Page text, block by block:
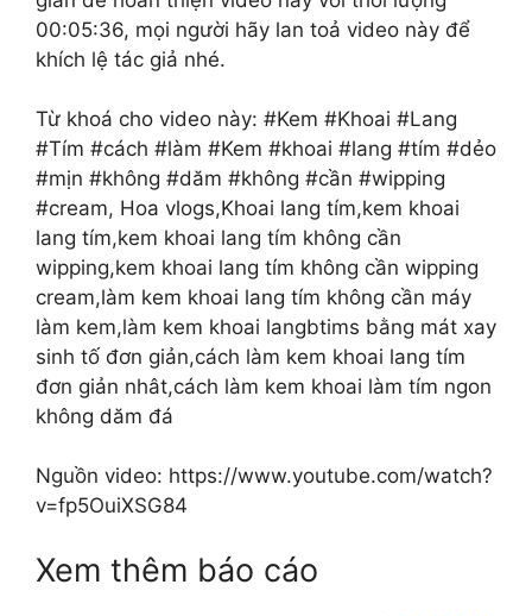
00:05:36, mọi người hãy lan toả video này để
khích lệ tác giả nhé.
Từ khoá cho video này: #Kem #Khoai #Lang
#Tím #cách #làm #Kem #khoai #lang #tím #dẻo
#mịn #không #dăm #không #cần #wipping
#cream, Hoa vlogs,Khoai lang tím,kem khoai
lang tím,kem khoai lang tím không cần
wipping,kem khoai lang tím không cần wipping
cream,làm kem khoai lang tím không cần máy
làm kem,làm kem khoai langbtims bằng mát xay
sinh tố đơn giản,cách làm kem khoai lang tím
đơn giản nhât,cách làm kem khoai làm tím ngon
không dăm đá
Nguồn video: https://www.youtube.com/watch?
v=fp5OuiXSG84
Xem thêm báo cáo